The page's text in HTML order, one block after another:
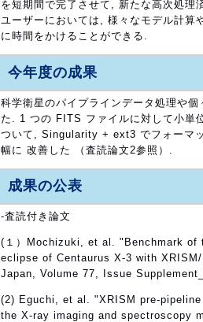
を短期間で完了させて, 新たな高次処理
ユーザーにおいては, 様々なモデル計算
に時間をかけることができる.
今年度の成果
科学衛星のパイプラインデータ処理や
た. 1 つの FITS ファイルに対して小単
ついて, Singularity + ext3 でフォーマ
幅に 改善した （査読論文2参照）.
成果の公表
-査読付き論文
(１）Mochizuki, et al. "Benchmark
eclipse of Centaurus X-3 with
Japan, Volume 77, Issue
(2) Eguchi, et al. "XRISM pre-
the X-ray imaging and spectroscopy